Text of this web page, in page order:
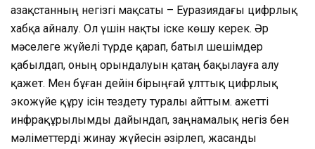
Қазақстанның негізгі мақсаты – Еуразиядағы цифрлық
хабқа айналу. Ол үшін нақты іске көшу керек. Әр
мәселеге жүйелі түрде қарап, батыл шешімдер
қабылдап, оның орындалуын қатаң бақылауға алу
қажет. Мен бұған дейін бірыңғай ұлттық цифрлық
экожүйе құру ісін тездету туралы айттым. Қажетті
инфрақұрылымды дайындап, заңнамалық негіз бен
мәліметтерді жинау жүйесін әзірлеп, жасанды